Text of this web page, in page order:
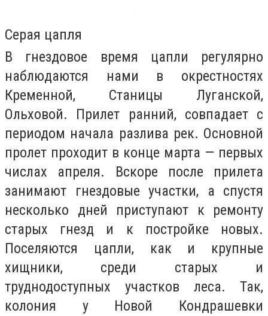
Серая цапля
В гнездовое время цапли регулярно
наблюдаются нами в окрестностях
Кременной, Станицы Луганской,
Ольховой. Прилет ранний, совпадает с
периодом начала разлива рек. Основной
пролет проходит в конце марта — первых
числах апреля. Вскоре после прилета
занимают гнездовые участки, а спустя
несколько дней приступают к ремонту
старых гнезд и к постройке новых.
Поселяются цапли, как и крупные
хищники, среди старых и
труднодоступных участков леса. Так,
колония у Новой Кондрашевки